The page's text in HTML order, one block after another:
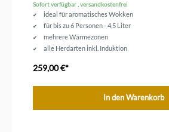
Sofort verfügbar , versandkostenfrei
ideal für aromatisches Wokken
für bis zu 6 Personen - 4,5 Liter
mehrere Wärmezonen
alle Herdarten inkl. Induktion
259,00 €*
In den Warenkorb